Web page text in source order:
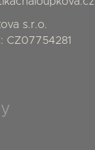
s.r.o.
CZ07754281